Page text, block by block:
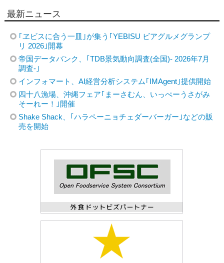
最新ニュース
｢ヱビスに合う一皿｣が集う｢YEBISU ビアグルメグランプ
リ 2026｣開幕
帝国データバンク、｢TDB景気動向調査(全国)- 2026年7月
調査-｣
インフォマート、AI経営分析システム｢IMAgent｣提供開始
四十八漁場、沖縄フェア｢まーさむん、いっぺーうさがみ
そーれー！｣開催
Shake Shack、｢ハラペーニョチェダーバーガー｣などの販
売を開始